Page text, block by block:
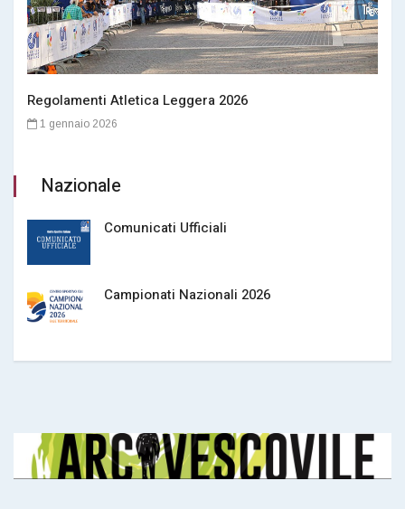
Regolamenti Atletica Leggera 2026
1 gennaio 2026
Nazionale
Comunicati Ufficiali
Campionati Nazionali 2026